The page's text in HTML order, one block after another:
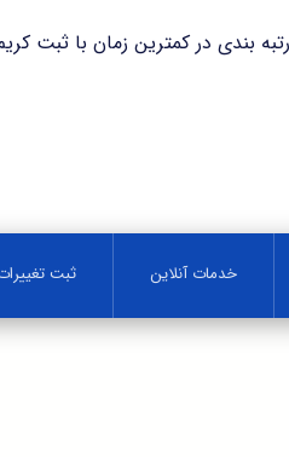
زمان با ثبت کریم خان برای مشاوره
خدمات آنلاین ثبت